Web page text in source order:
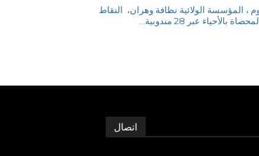
اليوم ، المؤسسة الولائية نظافة وهران، النقاط
عبر 28 مندوبية...
اتصال